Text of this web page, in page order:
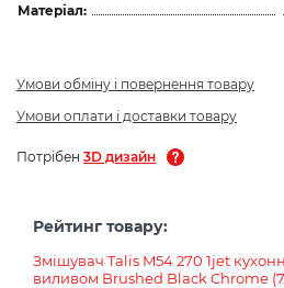
Матеріал:
Умови обміну і повернення товару
Умови оплати і доставки товару
Потрібен 3D дизайн
Рейтинг товару:
Змішувач Talis M54 270 1jet
виливом Brushed Black Chrome